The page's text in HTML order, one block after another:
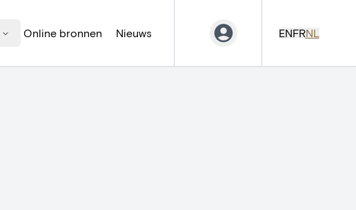
Online bronnen Nieuws ENFRNL